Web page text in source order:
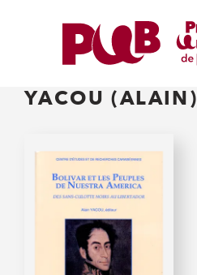
YACOU (ALAIN)